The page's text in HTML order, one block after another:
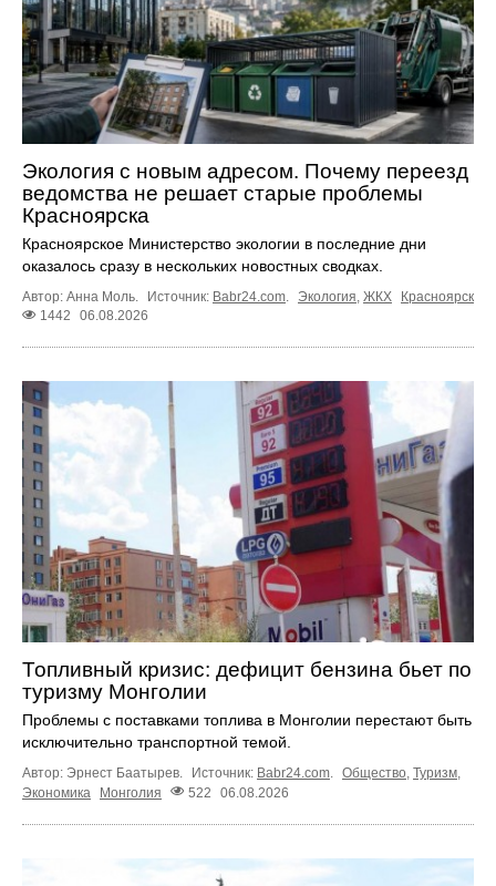
Экология с новым адресом. Почему переезд
ведомства не решает старые проблемы
Красноярска
Красноярское Министерство экологии в последние дни
оказалось сразу в нескольких новостных сводках.
Автор: Анна Моль. Источник: Babr24.com Экология ЖКХ
Красноярск
1442
06.08.2026
Топливный кризис: дефицит бензина бьет по
туризму Монголии
Проблемы с поставками топлива в Монголии перестают быть
исключительно транспортной темой.
Автор: Эрнест Баатырев. Источник: Babr24.com. Общество, Туризм,
Экономика
Монголия 522 06.08.2026